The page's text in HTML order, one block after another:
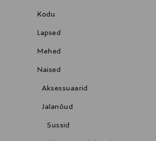
Kodu
Lapsed
Mehed
Naised
Aksessuaarid
Jalanõud
Sussid